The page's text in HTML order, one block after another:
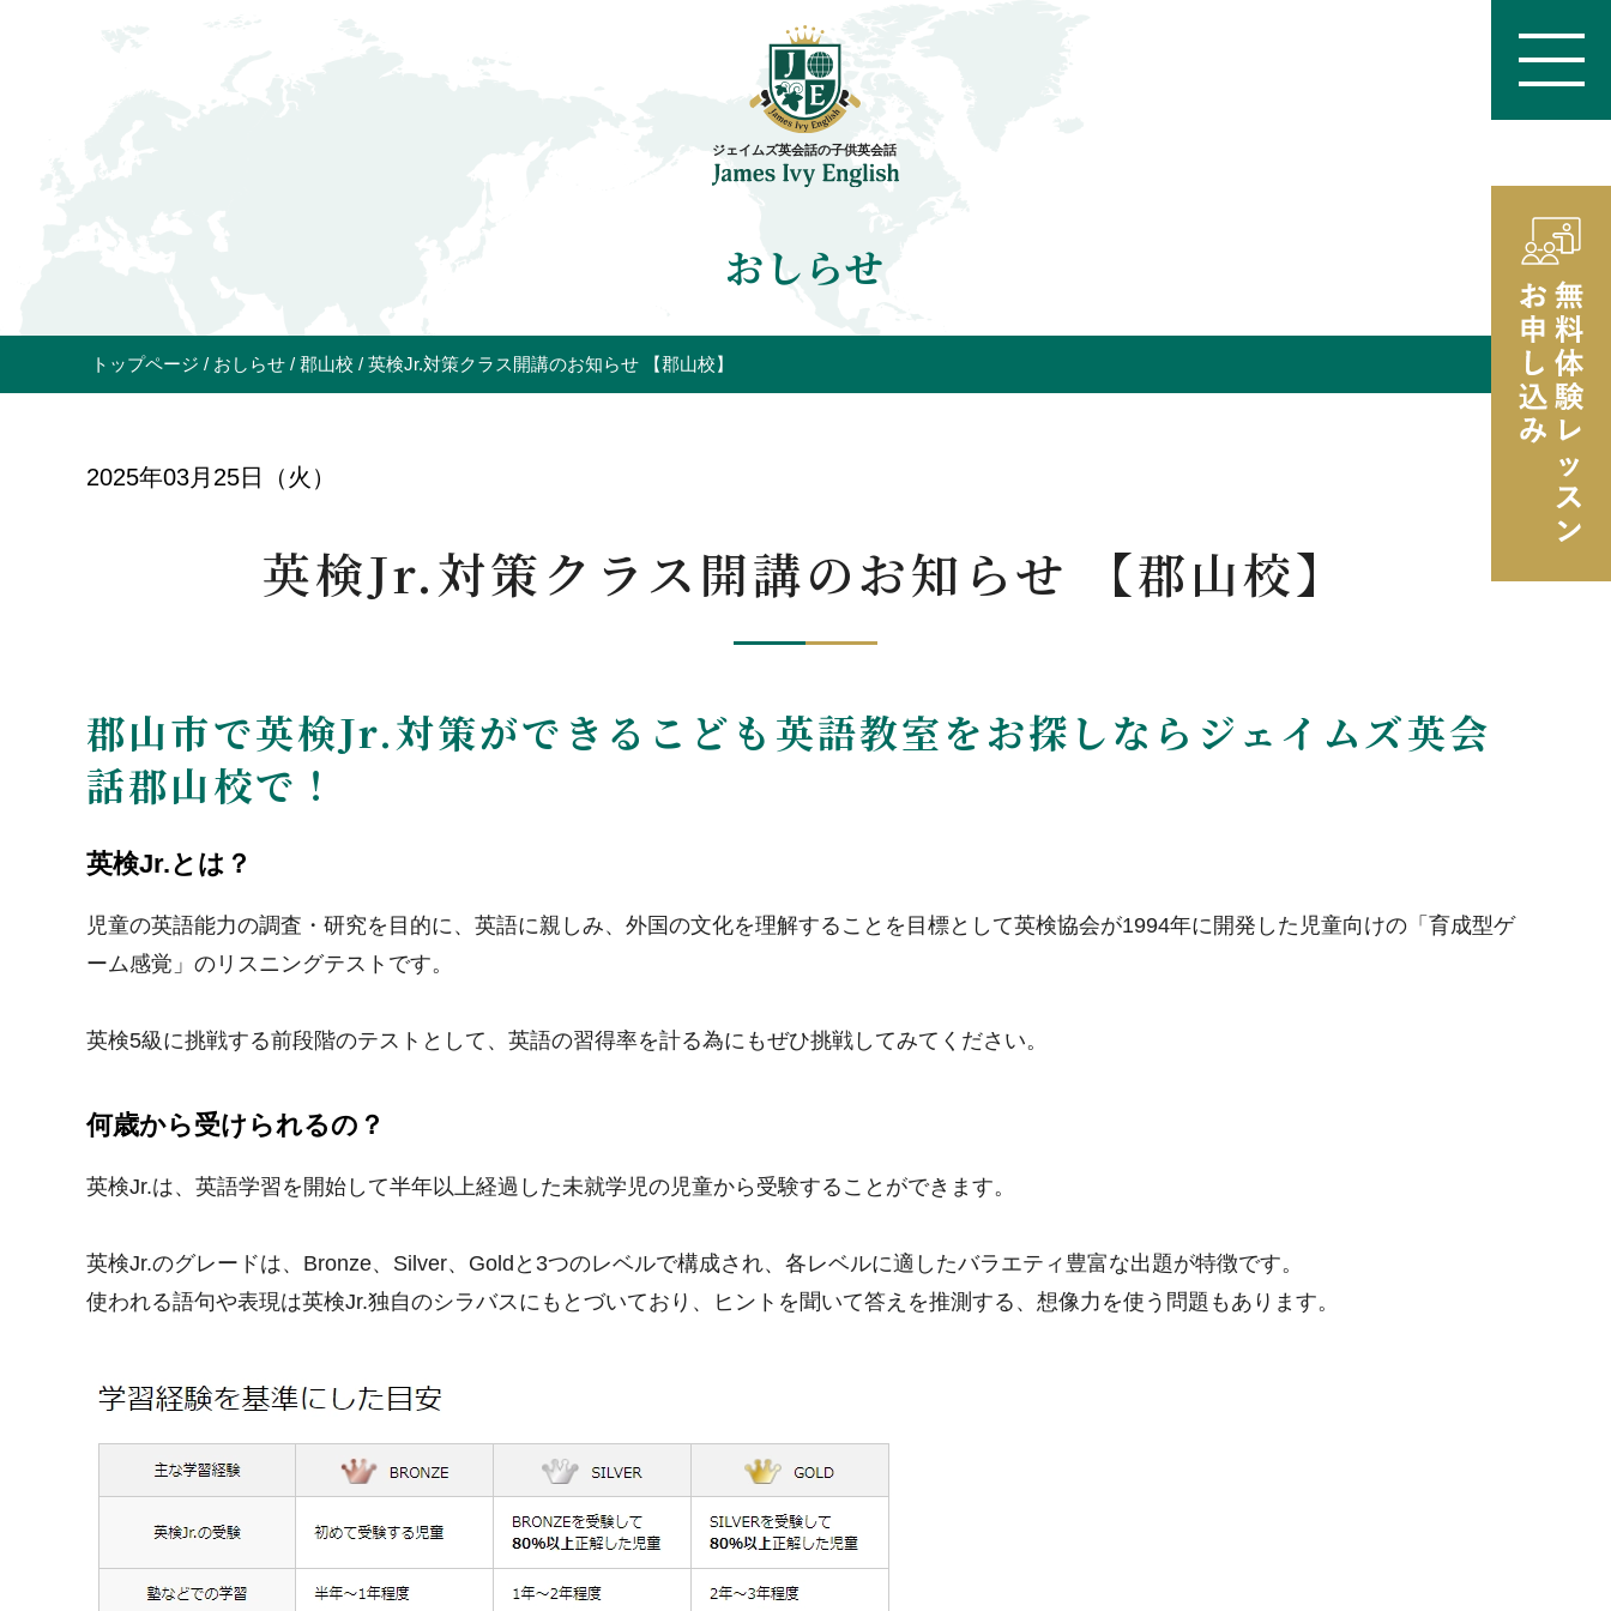
おしらせ
トップページ おしらせ 郡山校 英検Jr.対策クラス開講のお知らせ 【郡山校】
2025年03月25日（火）
英検Jr.対策クラス開講のお知らせ 【郡山校】
郡山市で英検Jr.対策ができるこども英語教室をお探しならジェイムズ英会
話郡山校で！
英検Jr.とは？
児童の英語能力の調査・研究を目的に、英語に親しみ、外国の文化を理解することを目標として英検協会が1994年に開発した児童向けの「育成型ゲ
ーム感覚」のリスニングテストです。
英検5級に挑戦する前段階のテストとして、英語の習得率を計る為にもぜひ挑戦してみてください。
何歳から受けられるの？
英検Jr.は、英語学習を開始して半年以上経過した未就学児の児童から受験することができます。
英検Jr.のグレードは、Bronze、Silver、Goldと3つのレベルで構成され、各レベルに適したバラエティ豊富な出題が特徴です。
使われる語句や表現は英検Jr.独自のシラバスにもとづいており、ヒントを聞いて答えを推測する、想像力を使う問題もあります。